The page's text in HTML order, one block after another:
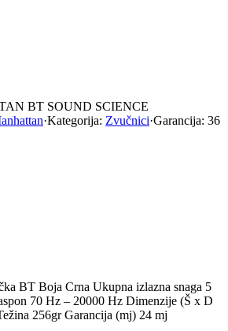
BT SOUND SCIENCE
·Kategorija: Zvučnici·Garancija: 36
BT Boja Crna Ukupna izlazna snaga 5
70 Hz – 20000 Hz Dimenzije (Š x D
256gr Garancija (mj) 24 mj